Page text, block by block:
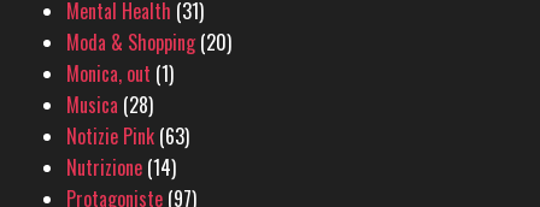
Mental Health (31)
Moda & Shopping(20)
Monica, out (1)
Musica (28)
Notizie Pink (63)
Nutrizione (14)
Protagoniste (97)